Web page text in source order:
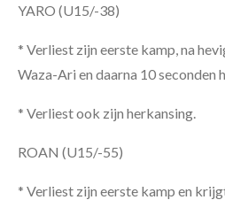
YARO (U15/-38)
* Verliest zijn eerste kamp, na
Waza-Ari en daarna 10 seconden
* Verliest ook zijn herkansing.
ROAN (U15/-55)
* Verliest zijn eerste kamp en